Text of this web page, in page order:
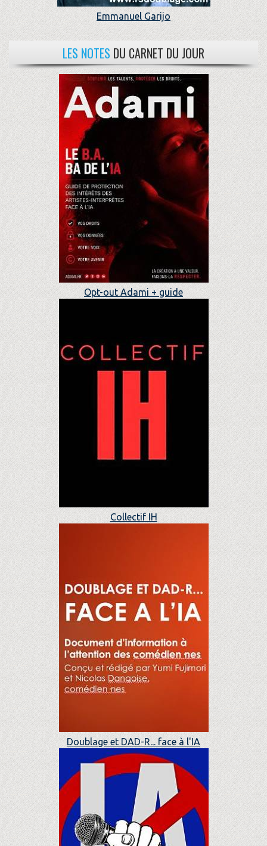
Emmanuel Garijo
LES NOTES DU CARNET DU JOUR
Opt-out Adami + guide
Collectif IH
Doublage et DAD-R... face à l'IA